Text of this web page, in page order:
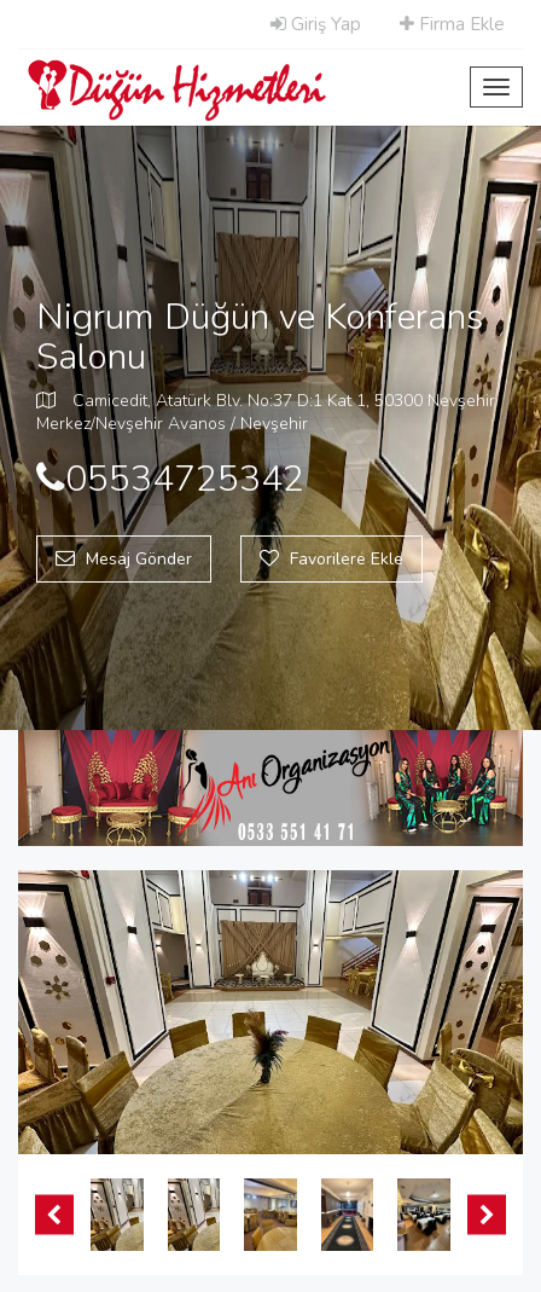
Giriş Yap Firma Ekle
Nigrum Düğün ve Konferans
Salonu
Camicedit, Atatürk Blv. No:37 D:1 Kat 1, 50300 Nevşehir
Merkez/Nevşehir Avanos / Nevşehir
05534725342
Mesaj Gönder Favorilere Ekle